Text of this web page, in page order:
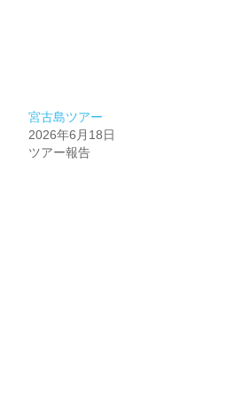
宮古島ツアー
2026年6月18日
ツアー報告